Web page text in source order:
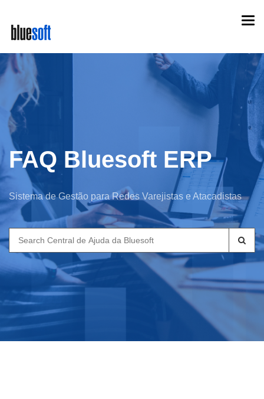
main
content
FAQ Bluesoft ERP
Sistema de Gestão para Redes Varejistas e Atacadistas
Search
for: